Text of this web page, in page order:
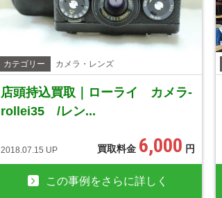
カテゴリー カメラ・レンズ
店頭持込買取｜ローライ カメラ-
rollei35 /レン...
2018.07.15 UP 買取料金 6,000 円
この事例をさらに詳しく